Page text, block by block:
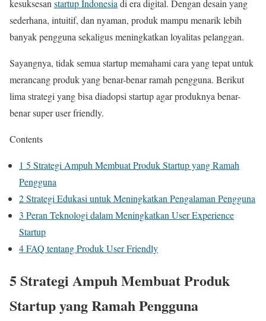
kesuksesan startup Indonesia di era digital. Dengan desain yang
sederhana, intuitif, dan nyaman, produk mampu menarik lebih
banyak pengguna sekaligus meningkatkan loyalitas pelanggan.
Sayangnya, tidak semua startup memahami cara yang tepat untuk
merancang produk yang benar-benar ramah pengguna. Berikut
lima strategi yang bisa diadopsi startup agar produknya benar-
benar super user friendly.
Contents
1 5 Strategi Ampuh Membuat Produk Startup yang Ramah
Pengguna
2Strategi Edukasi untuk Meningkatkan Pengalaman Pengguna
3 Peran Teknologi dalam Meningkatkan User Experience
Startup
4FAQ tentang Produk User Friendly
5 Strategi Ampuh Membuat Produk
Startup yang Ramah Pengguna